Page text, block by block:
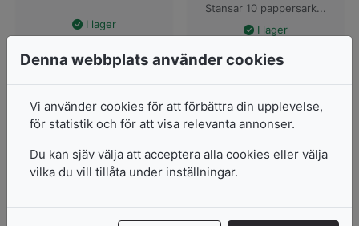
I lager
895kr
Lägg i varukorg
Stansar 10 pappersark...
I lager
Pris från
162 kr
Visa produkter
Denna webbplats använder cookies
Vi använder cookies för att förbättra din upplevelse,
för statistik och för att visa relevanta annonser.
Du kan sjäv välja att acceptera alla cookies eller välja
vilka du vill tillåta under inställningar.